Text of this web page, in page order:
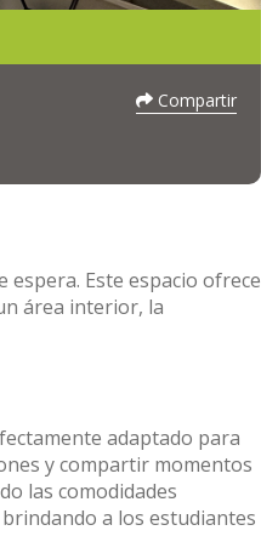
Compartir
Este espacio ofrece
área interior, la
adaptado para
y compartir momentos
las comodidades
a los estudiantes